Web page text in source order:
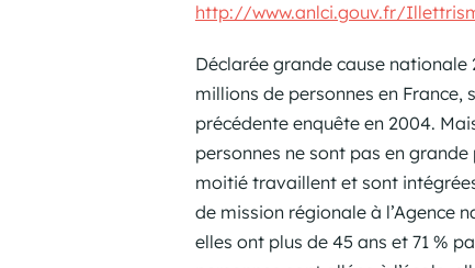
http://www.anlci.gouv.fr/
Déclarée grande cause nationale
millions de personnes en France,
précédente enquête en 2004.
personnes ne sont pas en
moitié travaillent et sont
de mission régionale à l’Agence
elles ont plus de 45 ans et 71 %